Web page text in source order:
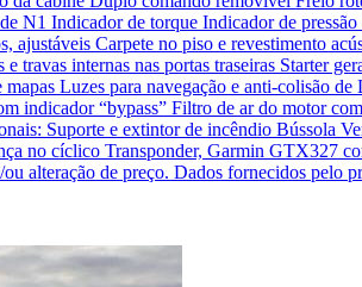
N1 Indicador de torque Indicador de
ajustáveis Carpete no piso e revestimento
e travas internas nas portas traseiras
Luzes para navegação e anti-colisão
indicador “bypass” Filtro de ar do motor
Suporte e extintor de incêndio
no cíclico Transponder, Garmin GTX327
alteração de preço. Dados fornecidos pelo